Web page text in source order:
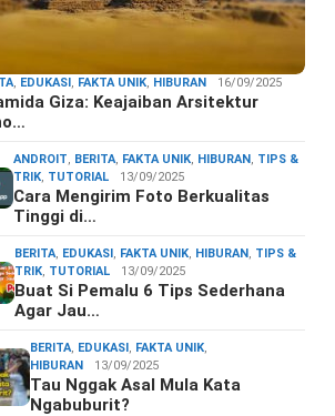
, EDUKASI, FAKTA UNIK, HIBURAN 16/09/2025
Giza: Keajaiban Arsitektur
ANDROIT, BERITA, FAKTA UNIK, HIBURAN, TIPS &
TRIK, TUTORIAL 13/09/2025
Cara Mengirim Foto Berkualitas
Tinggi di…
BERITA, EDUKASI, FAKTA UNIK, HIBURAN, TIPS &
TRIK, TUTORIAL 13/09/2025
Buat Si Pemalu 6 Tips Sederhana
Agar Jau…
BERITA, EDUKASI, FAKTA UNIK,
HIBURAN
13/09/2025
Tau Nggak Asal Mula Kata
Ngabuburit?